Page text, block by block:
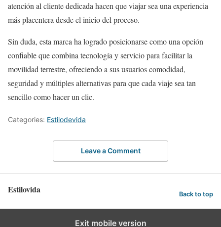
atención al cliente dedicada hacen que viajar sea una experiencia
más placentera desde el inicio del proceso.
Sin duda, esta marca ha logrado posicionarse como una opción
confiable que combina tecnología y servicio para facilitar la
movilidad terrestre, ofreciendo a sus usuarios comodidad,
seguridad y múltiples alternativas para que cada viaje sea tan
sencillo como hacer un clic.
Categories: Estilodevida
Leave a Comment
Estilovida Back to top
Exit mobile version